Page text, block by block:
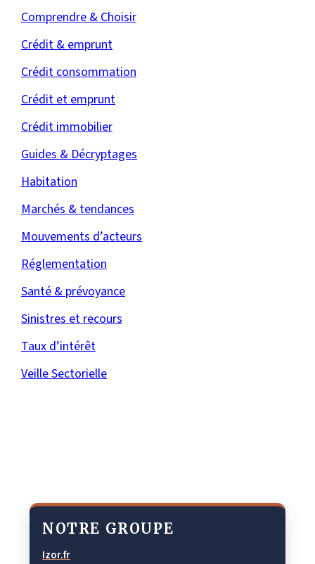
Comprendre & Choisir
Crédit & emprunt
Crédit consommation
Crédit et emprunt
Crédit immobilier
Guides & Décryptages
Habitation
Marchés & tendances
Mouvements d’acteurs
Réglementation
Santé & prévoyance
Sinistres et recours
Taux d’intérêt
Veille Sectorielle
NOTRE GROUPE
Izor.fr